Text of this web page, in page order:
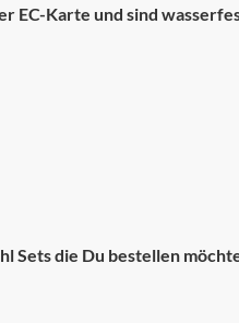
EC-Karte und sind
Sets die Du bestellen